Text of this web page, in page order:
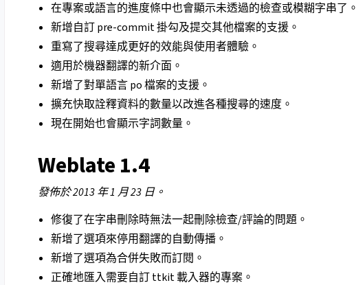
在專案或語言的進度條中也會顯示未透過的檢查或模糊字串了。
新增自訂 pre-commit 掛勾及提交其他檔案的支援。
重寫了搜尋達成更好的效能與使用者體驗。
適用於機器翻譯的新介面。
新增了對單語言 po 檔案的支援。
擴充快取詮釋資料的數量以改進各種搜尋的速度。
現在開始也會顯示字詞數量。
Weblate 1.4
發佈於 2013 年 1 月 23 日。
修復了在字串刪除時無法一起刪除檢查/評論的問題。
新增了選項來停用翻譯的自動傳播。
新增了選項為合併失敗而訂閱。
正確地匯入需要自訂 ttkit 載入器的專案。